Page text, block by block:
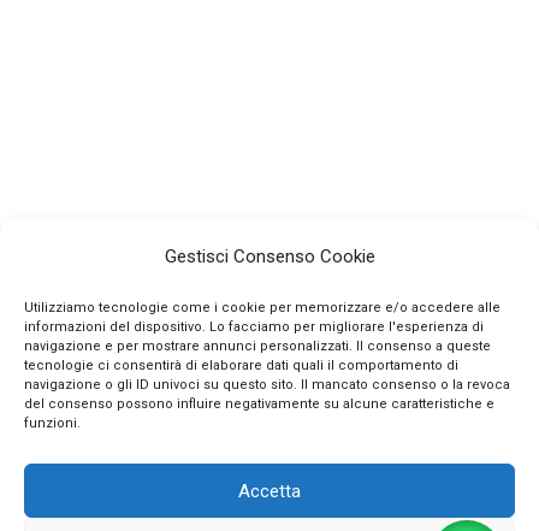
Gestisci Consenso Cookie
Utilizziamo tecnologie come i cookie per memorizzare e/o accedere alle
informazioni del dispositivo. Lo facciamo per migliorare l'esperienza di
navigazione e per mostrare annunci personalizzati. Il consenso a queste
tecnologie ci consentirà di elaborare dati quali il comportamento di
navigazione o gli ID univoci su questo sito. Il mancato consenso o la revoca
del consenso possono influire negativamente su alcune caratteristiche e
funzioni.
Accetta
INFO
SEGUICI SUI SOCIAL